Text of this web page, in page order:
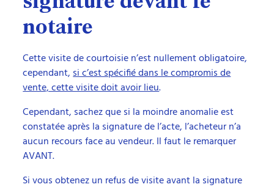
notaire
Cette visite de courtoisie n’est nullement obligatoire,
cependant,si c’est spécifié dans le compromis de
vente, cette visite doit avoir lieu.
Cependant, sachez que si la moindre anomalie est
constatée après la signature de l’acte, l’acheteur n’a
aucun recours face au vendeur. Il faut le remarquer
AVANT.
Si vous obtenez un refus de visite avant la signature